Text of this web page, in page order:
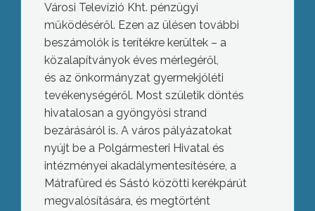
Városi Televízió Kht. pénzügyi
működéséről. Ezen az ülésen további
beszámolók is terítékre kerültek – a
közalapítványok éves mérlegéről,
és az önkormányzat gyermekjóléti
tevékenységéről. Most születik döntés
hivatalosan a gyöngyösi strand
bezárásáról is. A város pályázatokat
nyújt be a Polgármesteri Hivatal és
intézményei akadálymentesítésére, a
Mátrafüred és Sástó közötti kerékpárút
megvalósítására, és megtörtént